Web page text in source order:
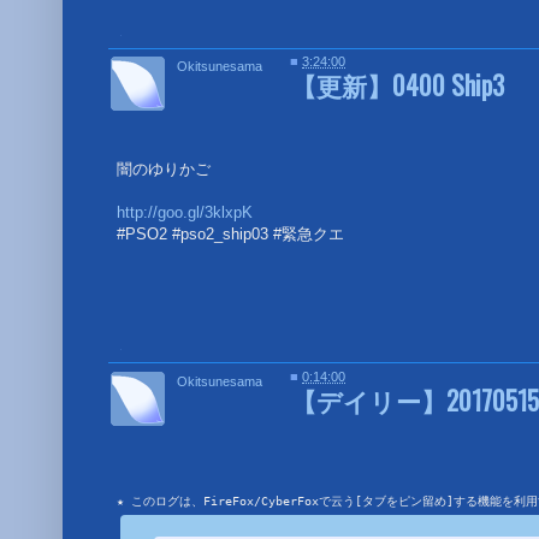
【更新】0400 Ship3
闇のゆりかご
http://goo.gl/3klxpK
#PSO2 #pso2_ship03 #緊急クエ
Okitsunesama ■3:24:00
【デイリー】
★ このログは、FireFox/CyberFoxで云う[タブをピン留め]する機能を利用
Okitsunesama ■0:14:00